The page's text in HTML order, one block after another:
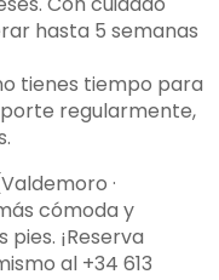
hasta 5 semanas
tienes tiempo para
regularmente,
·
cómoda y
¡Reserva
al +34 613